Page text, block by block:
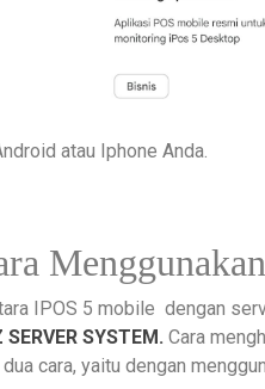
atau Iphone Anda.
IPOS 5 mobile dengan
SERVER SYSTEM. Cara
cara, yaitu dengan